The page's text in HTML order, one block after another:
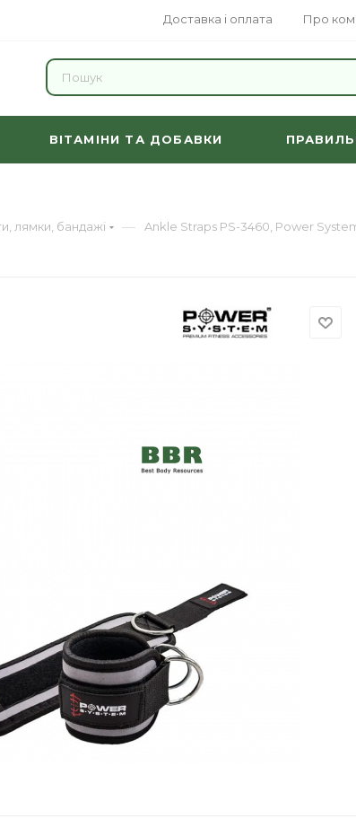
Доставка і оплата Про
ВІТАМІНИ ТА ДОБАВКИ
лямки, бандажі — Ankle Straps PS-3460, Power